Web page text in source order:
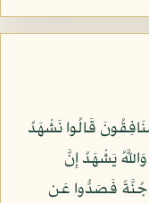
قَالُوا نَشْهَدُ
يَشْهَدُ إِنَّ
أَيْمَانَهُمْ جُنَّةً فَصَدُّوا عَن